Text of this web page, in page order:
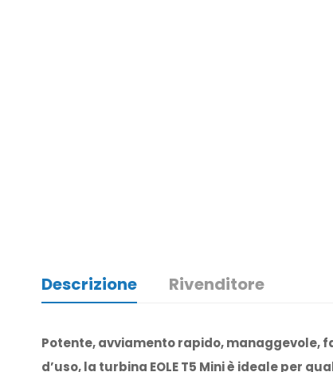
Descrizione Rivenditore
Potente, avviamento rapido, managgevole,
d’uso, la turbina EOLE T5 Mini è ideale per